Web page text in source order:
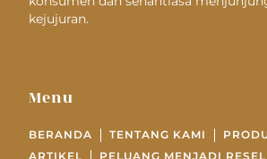
kejujuran.
Menu
BERANDA TENTANG KAMI
ARTIKEL
PELUANG MENJADI